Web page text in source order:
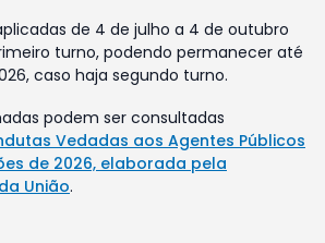
de 4 de julho a 4 de outubro
turno, podendo permanecer até
caso haja segundo turno.
podem ser consultadas
Vedadas aos Agentes Públicos
de 2026, elaborada pela
União.